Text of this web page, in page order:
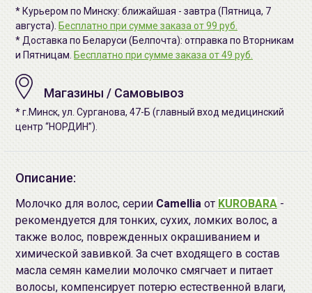
* Курьером по Минску: ближайшая - завтра (Пятница, 7
августа). Бесплатно при сумме заказа от 99 руб.
* Доставка по Беларуси (Белпочта): отправка по Вторникам
и Пятницам. Бесплатно при сумме заказа от 49 руб.
Магазины / Самовывоз
* г.Минск, ул. Сурганова, 47-Б (главный вход медицинский
центр “НОРДИН”).
Описание:
Молочко для волос, серии Camellia от KUROBARA -
рекомендуется для тонких, сухих, ломких волос, а
также волос, поврежденных окрашиванием и
химической завивкой. За счет входящего в состав
масла семян камелии молочко смягчает и питает
волосы, компенсирует потерю естественной влаги,